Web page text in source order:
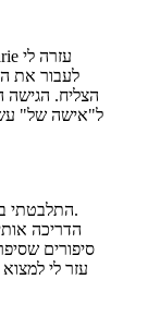
לעבור את
הצליח. הגישה
ל"אישה של"
התלבטתי
סיפורים
עזר לי